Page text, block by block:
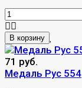
В корзину
71 руб.
Медаль Рус 554